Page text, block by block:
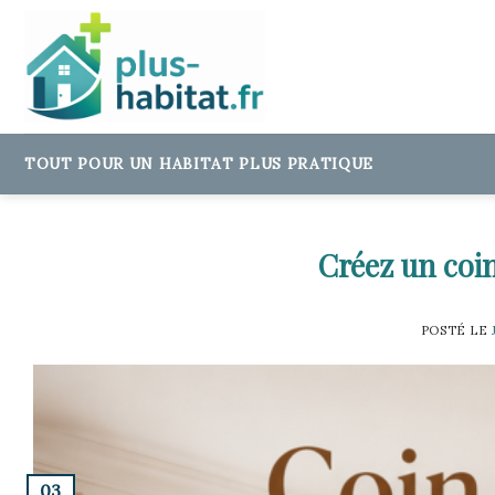
content
TOUT POUR UN HABITAT PLUS PRATIQUE
Créez un
POSTÉ LE